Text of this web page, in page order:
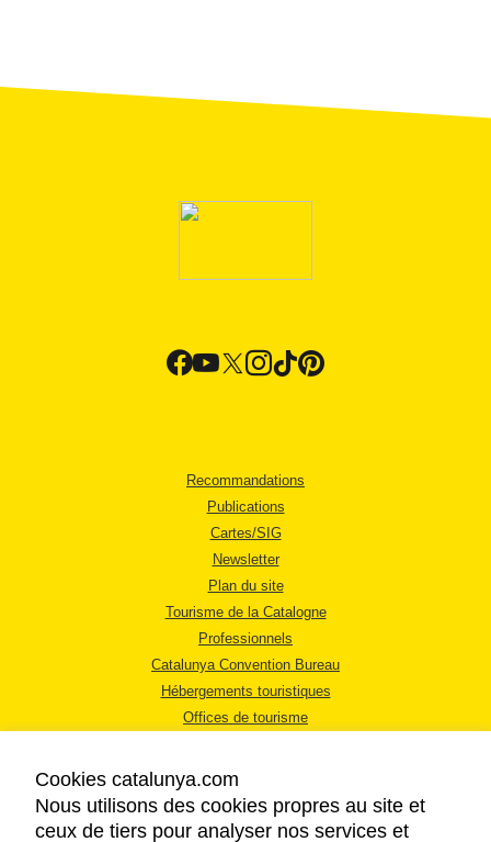
Recommandations
Publications
Cartes/SIG
Newsletter
Plan du site
Tourisme de la Catalogne
Professionnels
Catalunya Convention Bureau
Hébergements touristiques
Offices de tourisme
Cookies catalunya.com
Nous utilisons des cookies propres au site et
ceux de tiers pour analyser nos services et